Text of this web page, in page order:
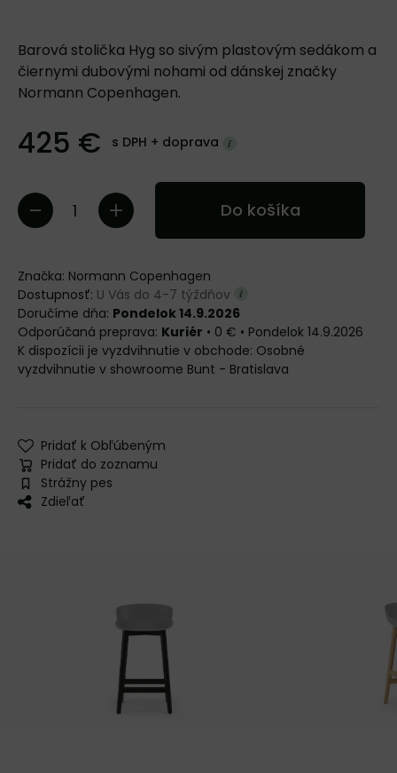
Barová stolička Hyg so sivým plastovým sedákom a
čiernymi dubovými nohami od dánskej značky
Normann Copenhagen.
425 € s DPH + doprava
Do košíka
Značka: Normann Copenhagen
Dostupnosť: U Vás do 4-7 týždňov
Doručíme dňa: Pondelok 14.9.2026
Kuriér • 0 € • Pondelok 14.9.2026
Osobné
vyzdvihnutie v showroome Bunt - Bratislava
Pridať k Obľúbeným
Pridať do zoznamu
Strážny pes
Zdieľať